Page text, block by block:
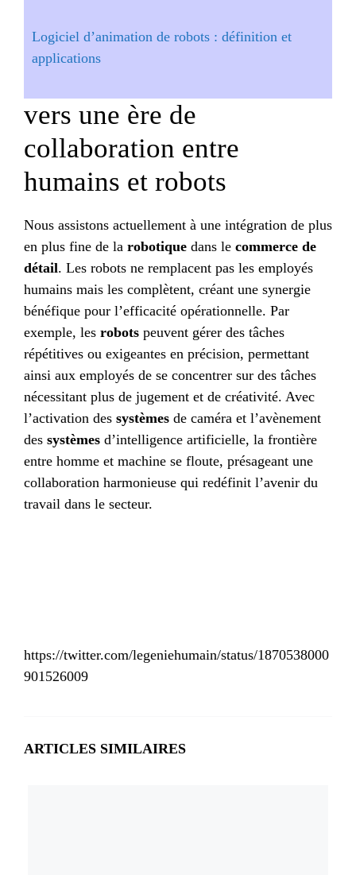
Logiciel d’animation de robots : définition et
applications
vers une ère de
collaboration entre
humains et robots
Nous assistons actuellement à une intégration de plus
en plus fine de la robotique dans le commerce de
détail. Les robots ne remplacent pas les employés
humains mais les complètent, créant une synergie
bénéfique pour l’efficacité opérationnelle. Par
exemple, les robots peuvent gérer des tâches
répétitives ou exigeantes en précision, permettant
ainsi aux employés de se concentrer sur des tâches
nécessitant plus de jugement et de créativité. Avec
l’activation des systèmes de caméra et l’avènement
des systèmes d’intelligence artificielle, la frontière
entre homme et machine se floute, présageant une
collaboration harmonieuse qui redéfinit l’avenir du
travail dans le secteur.
https://twitter.com/legeniehumain/status/1870538000
901526009
ARTICLES SIMILAIRES